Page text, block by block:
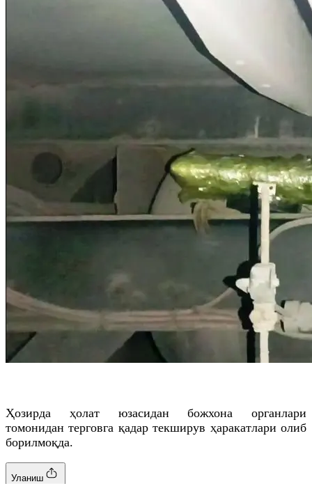
Ҳозирда ҳолат юзасидан божхона органлари
томонидан терговга қадар текширув ҳаракатлари олиб
борилмоқда.
Уланиш